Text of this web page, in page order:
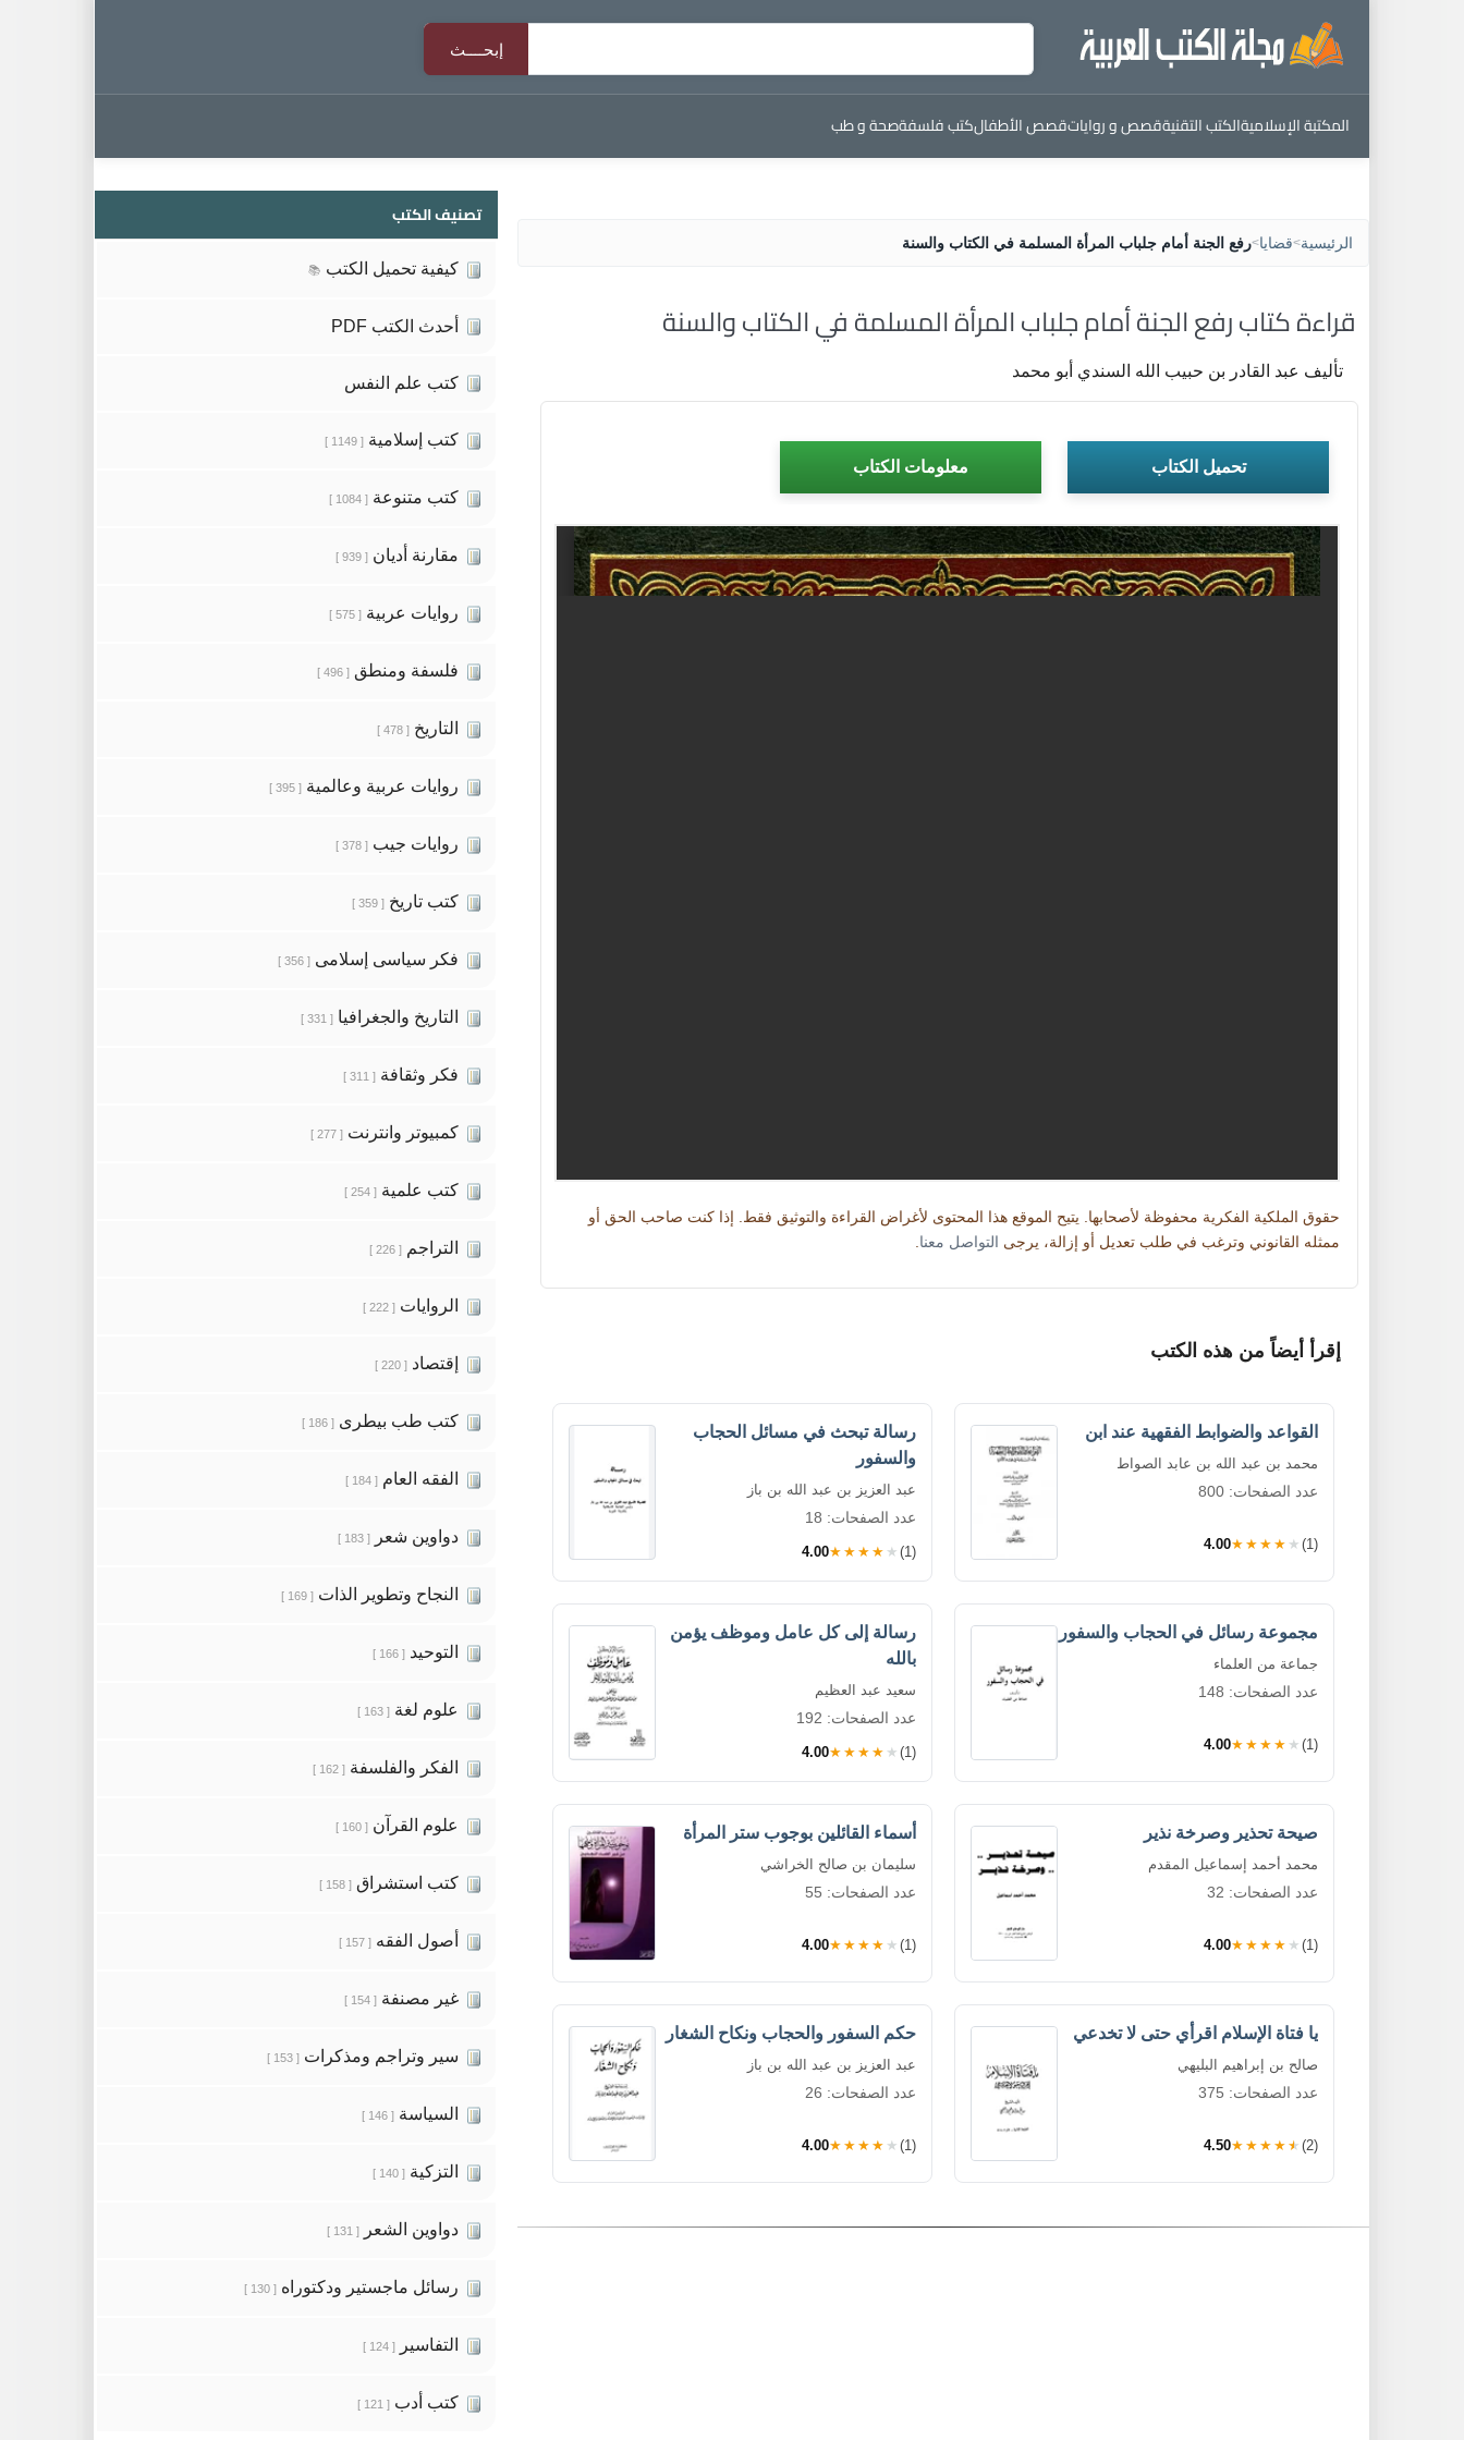
المكتبة الإسلاميةالكتب التقنيةقصص و رواياتقصص الأطفالكتب فلسفةصحة و طب
الرئيسية>قضايا>رفع الجنة أمام جلباب المرأة المسلمة في الكتاب والسنة
قراءة كتاب رفع الجنة أمام جلباب المرأة المسلمة في الكتاب والسنة
تأليف عبد القادر بن حبيب الله السندي أبو محمد
تحميل الكتاب معلومات الكتاب
حقوق الملكية الفكرية محفوظة لأصحابها. يتيح الموقع هذا المحتوى لأغراض القراءة والتوثيق فقط. إذا كنت صاحب الحق أو
ممثله القانوني وترغب في طلب تعديل أو إزالة، يرجى التواصل معنا
إقرأ أيضاً من هذه الكتب
القواعد والضوابط الفقهية عند ابن
محمد بن عبد الله بن عابد الصواط
عدد الصفحات: 800
4.00★★★★★ (1)
رسالة تبحث في مسائل الحجاب
والسفور
عبد العزيز بن عبد الله بن باز
عدد الصفحات: 18
4.00★★★★★ (1)
مجموعة رسائل في الحجاب والسفور
جماعة من العلماء
عدد الصفحات: 148
4.00★★★★★ (1)
رسالة إلى كل عامل وموظف يؤمن
بالله
سعيد عبد العظيم
عدد الصفحات: 192
4.00★★★★★ (1)
صيحة تحذير وصرخة نذير
محمد أحمد إسماعيل المقدم
عدد الصفحات: 32
4.00★★★★★ (1)
أسماء القائلين بوجوب ستر المرأة
سليمان بن صالح الخراشي
عدد الصفحات: 55
4.00★★★★★ (1)
يا فتاة الإسلام اقرأي حتى لا تخدعي
صالح بن إبراهيم البليهي
عدد الصفحات: 375
4.50★★★★★ (2)
حكم السفور والحجاب ونكاح الشغار
عبد العزيز بن عبد الله بن باز
عدد الصفحات: 26
4.00★★★★★ (1)
تصنيف الكتب
كيفية تحميل الكتب 📚
أحدث الكتب PDF
كتب علم النفس
كتب إسلامية [ 1149 ]
كتب متنوعة [ 1084 ]
مقارنة أديان [ 939 ]
روايات عربية [ 575 ]
فلسفة ومنطق [ 496 ]
التاريخ [ 478 ]
روايات عربية وعالمية [ 395 ]
روايات جيب [ 378 ]
كتب تاريخ [ 359 ]
فكر سياسى إسلامى [ 356 ]
التاريخ والجغرافيا [ 331 ]
فكر وثقافة [ 311 ]
كمبيوتر وانترنت [ 277 ]
كتب علمية [ 254 ]
التراجم [ 226 ]
الروايات [ 222 ]
إقتصاد [ 220 ]
كتب طب بيطرى [ 186 ]
الفقه العام [ 184 ]
دواوين شعر [ 183 ]
النجاح وتطوير الذات [ 169 ]
التوحيد [ 166 ]
علوم لغة [ 163 ]
الفكر والفلسفة [ 162 ]
علوم القرآن [ 160 ]
كتب استشراق [ 158 ]
أصول الفقه [ 157 ]
غير مصنفة [ 154 ]
سير وتراجم ومذكرات [ 153 ]
السياسة [ 146 ]
التزكية [ 140 ]
دواوين الشعر [ 131 ]
رسائل ماجستير ودكتوراه [ 130 ]
التفاسير [ 124 ]
كتب أدب [ 121 ]